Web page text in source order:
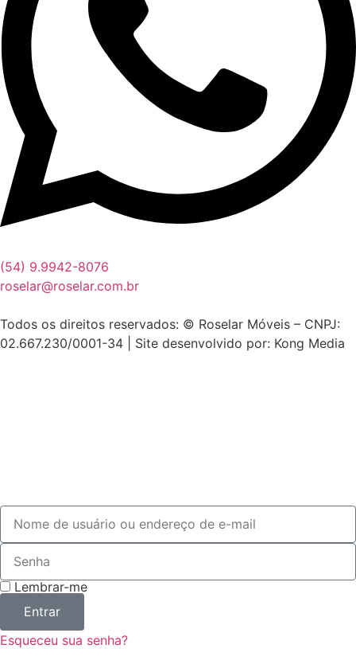
(54) 9.9942-8076
roselar@roselar.com.br
Todos os direitos reservados: © Roselar Móveis – CNPJ:
02.667.230/0001-34 | Site desenvolvido por: Kong Media
Lembrar-me
Entrar
Esqueceu sua senha?